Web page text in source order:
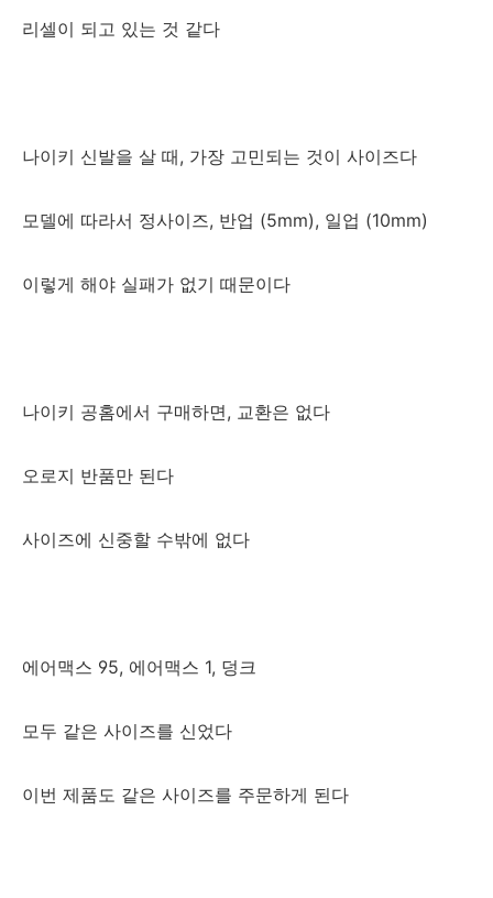
리셀이 되고 있는 것 같다
나이키 신발을 살 때, 가장 고민되는 것이 사이즈다
모델에 따라서 정사이즈, 반업 (5mm), 일업 (10mm)
이렇게 해야 실패가 없기 때문이다
나이키 공홈에서 구매하면, 교환은 없다
오로지 반품만 된다
사이즈에 신중할 수밖에 없다
에어맥스 95, 에어맥스 1, 덩크
모두 같은 사이즈를 신었다
이번 제품도 같은 사이즈를 주문하게 된다